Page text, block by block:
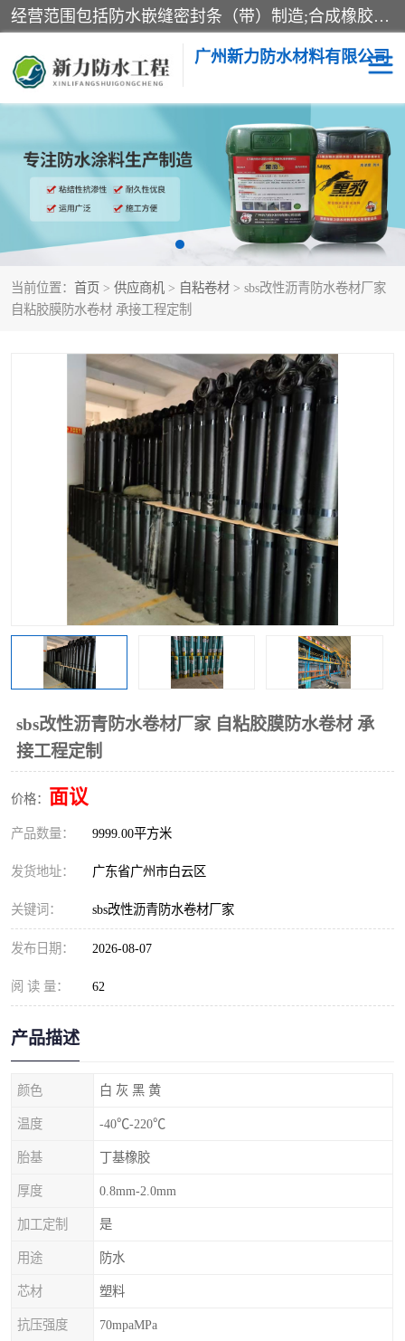
经营范围包括防水嵌缝密封条（带）制造;合成橡胶制造（监控化学品、危险化学品除外）;沥青混合物制造;防水胶粘带制造;其他合成材料制造（监控化学品、危险化学品除外）;涂料制造（监控化学品、危险化学品除外）;建筑结构防水补漏;防水建筑材料制造;粘合剂制造（监控化学品、危险化学品除外）;涂料零售;广州新力防水材料有限公司具有1处分支机构。
广州新力防水材料有限公司
当前位置： 首页 > 供应商机 > 自粘卷材 > sbs改性沥青防水卷材厂家
自粘胶膜防水卷材 承接工程定制
sbs改性沥青防水卷材厂家 自粘胶膜防水卷材 承
接工程定制
价格： 面议
产品数量： 9999.00平方米
发货地址： 广东省广州市白云区
关键词： sbs改性沥青防水卷材厂家
发布日期： 2026-08-07
阅 读 量： 62
产品描述
颜色 白 灰 黑 黄
温度 -40℃-220℃
胎基 丁基橡胶
厚度 0.8mm-2.0mm
加工定制 是
用途 防水
芯材 塑料
抗压强度 70mpaMPa
黑豹防水胶 建筑108胶水
乳化沥青防水涂料 自粘卷材
非固化橡胶防水涂料